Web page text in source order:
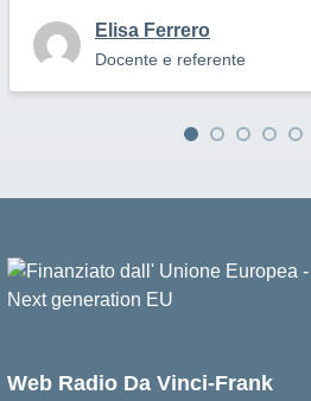
Elisa Ferrero
Docente e referente
Web Radio Da Vinci-Frank